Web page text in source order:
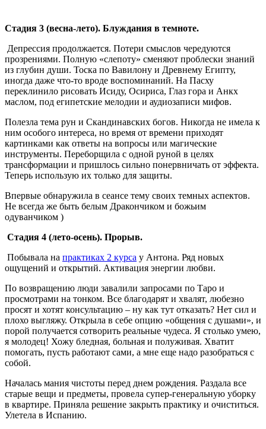
Стадия 3 (весна-лето). Блуждания в темноте.
Депрессия продолжается. Потери смыслов чередуются
прозрениями. Полную «слепоту» сменяют проблески знаний
из глубин души. Тоска по Вавилону и Древнему Египту,
иногда даже что-то вроде воспоминаний. На Пасху
переклинило рисовать Исиду, Осириса, Глаз гора и Анкх
маслом, под египетские мелодии и аудиозаписи мифов.
Полезла тема рун и Скандинавских богов. Никогда не имела к
ним особого интереса, но время от времени приходят
картинками как ответы на вопросы или магические
инструменты. Переборщила с одной руной в целях
трансформации и пришлось сильно понервничать от эффекта.
Теперь использую их только для защиты.
Впервые обнаружила в сеансе тему своих темных аспектов.
Не всегда же быть белым Дракончиком и божьим
одуванчиком )
Стадия 4 (лето-осень). Прорыв.
Побывала на практиках 2 курса у Антона. Ряд новых
ощущений и открытий. Активация энергии любви.
По возвращению люди завалили запросами по Таро и
просмотрами на тонком. Все благодарят и хвалят, любезно
просят и хотят консультацию – ну как тут отказать? Нет сил и
плохо выгляжу. Открыла в себе опцию «общения с душами», и
порой получается сотворить реальные чудеса. Я столько умею,
я молодец! Хожу бледная, больная и полуживая. Хватит
помогать, пусть работают сами, а мне еще надо разобраться с
собой.
Началась мания чистоты перед днем рождения. Раздала все
старые вещи и предметы, провела супер-генеральную уборку
в квартире. Приняла решение закрыть практику и очиститься.
Улетела в Испанию.